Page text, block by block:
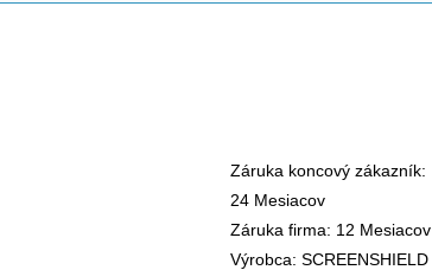
Záruka koncový zákazník:
24 Mesiacov
Záruka firma: 12 Mesiacov
Výrobca: SCREENSHIELD